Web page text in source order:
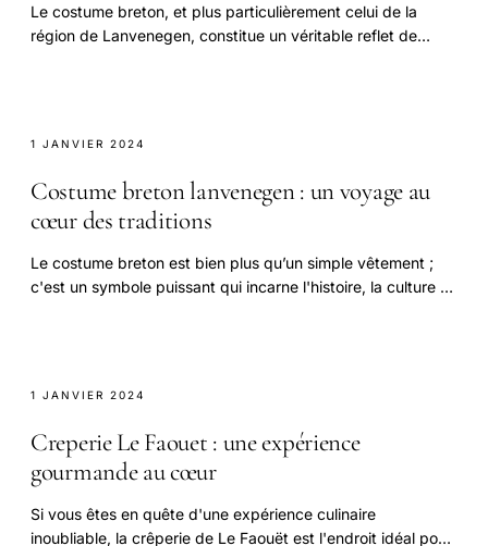
Le costume breton, et plus particulièrement celui de la
région de Lanvenegen, constitue un véritable reflet de
1 JANVIER 2024
Costume breton lanvenegen : un voyage au
cœur des traditions
Le costume breton est bien plus qu’un simple vêtement ;
c'est un symbole puissant qui incarne l'histoire, la culture et
1 JANVIER 2024
Creperie Le Faouet : une expérience
gourmande au cœur
Si vous êtes en quête d'une expérience culinaire
inoubliable, la crêperie de Le Faouët est l'endroit idéal pour